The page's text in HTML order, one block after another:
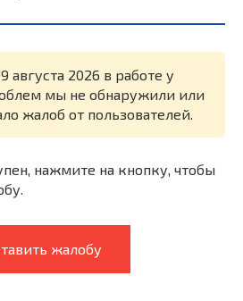
августа 2026 в работе у
мы не обнаружили или
жалоб от пользователей.
нажмите на кнопку, чтобы
жалобу